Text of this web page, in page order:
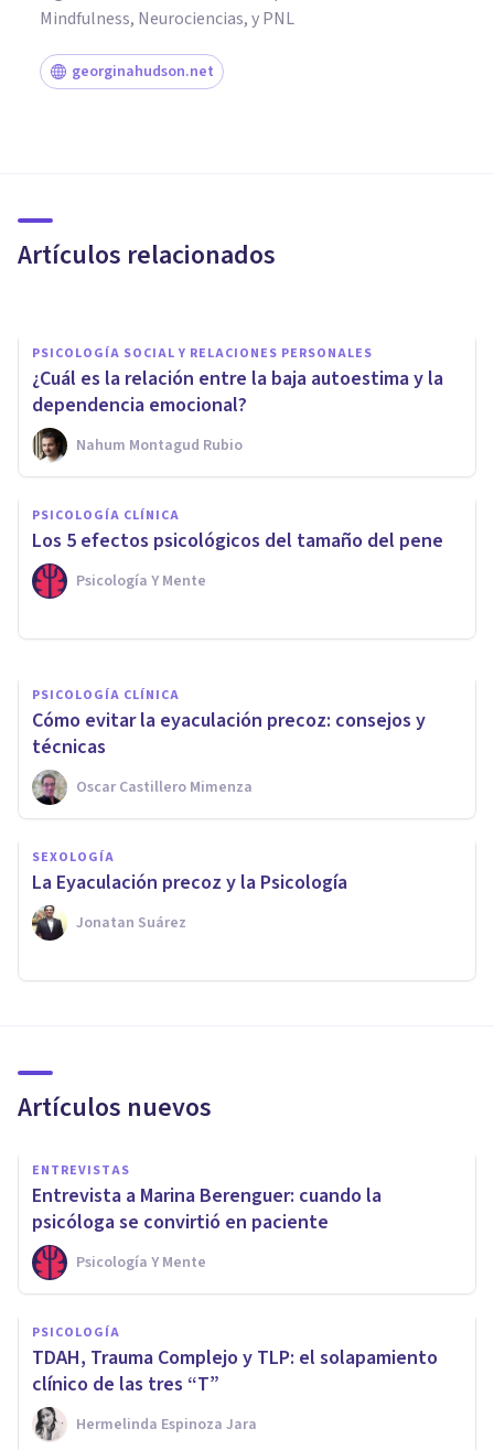
Mindfulness, Neurociencias, y PNL
georginahudson.net
Artículos relacionados
pareja
PSICOLOGÍA SOCIAL Y RELACIONES PERSONALES
¿Cuál es la relación entre la baja autoestima y la
dependencia emocional?
Nahum Montagud Rubio
PSICOLOGÍA CLÍNICA
Los 5 efectos psicológicos del tamaño del pene
Psicología Y Mente
ENTREVISTAS
Entrevista a María Huertas: el
vínculo entre autoestima y
vida en pareja
PSICOLOGÍA CLÍNICA
Cómo evitar la eyaculación precoz: consejos y
técnicas
Oscar Castillero Mimenza
SEXOLOGÍA
La Eyaculación precoz y la Psicología
Jonatan Suárez
Artículos nuevos
ENTREVISTAS
Entrevista a Marina Berenguer: cuando la
psicóloga se convirtió en paciente
Psicología Y Mente
PSICOLOGÍA
TDAH, Trauma Complejo y TLP: el solapamiento
clínico de las tres “T”
Hermelinda Espinoza Jara